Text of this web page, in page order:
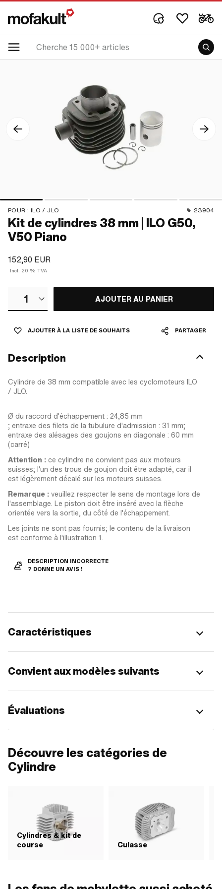
POUR : ILO / JLO 23904
Kit de cylindres 38 mm | ILO G50,
V50 Piano
152,90 EUR
Incl. 20 % TVA
1 AJOUTER AU PANIER
AJOUTER À LA LISTE DE SOUHAITS PARTAGER
Description
Cylindre de 38 mm compatible avec les cyclomoteurs ILO
/ JLO.
Ø du raccord d'échappement : 24,85 mm
; entraxe des filets de la tubulure d'admission : 31 mm;
entraxe des alésages des goujons en diagonale : 60 mm
(carré)
Attention : ce cylindre ne convient pas aux moteurs
suisses; l'un des trous de goujon doit être adapté, car il
est légèrement décalé sur les moteurs suisses.
Remarque : veuillez respecter le sens de montage lors de
l'assemblage. Le piston doit être inséré avec la flèche
orientée vers la sortie, du côté de l'échappement.
Les joints ne sont pas fournis; le contenu de la livraison
est conforme à l'illustration 1.
DESCRIPTION INCORRECTE
? DONNE UN AVIS !
Caractéristiques
Convient aux modèles suivants
Évaluations
Découvre les catégories de
Cylindre
Cylindres & kit de
course
Culasse